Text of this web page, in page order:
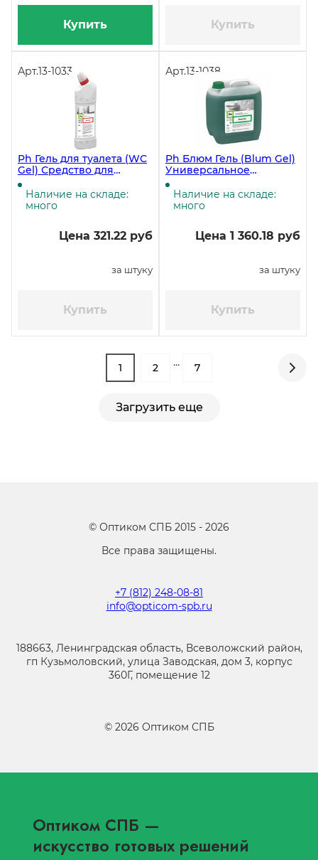
Купить Купить
Арт.13-1033
Ph Гель для туалета (WC
Gel) Средство для
чистки унитазов 1 литр
ЧЗНаличие на складе:
много
Цена 321.22 руб
за штуку
Купить
Арт.13-1038
Ph Блюм Гель (Blum Gel)
Универсальное
обезжиривающее
средство, 5 литров ЧЗ
Наличие на складе:
много
Цена 1 360.18 руб
за штуку
Купить
1 2 ... 7
Загрузить еще
© Оптиком СПБ 2015 - 2026
Все права защищены.
+7 (812) 248-08-81
info@opticom-spb.ru
188663, Ленинградская область, Всеволожский район,
гп Кузьмоловский, улица Заводская, дом 3, корпус
360Г, помещение 12
© 2026 Оптиком СПБ
Оптиком СПБ —
искусство готовых решений